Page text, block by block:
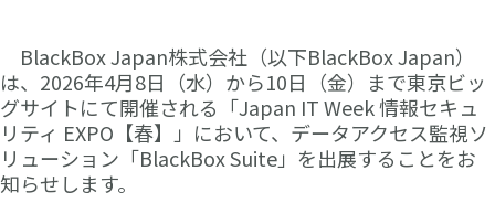
BlackBox Japan株式会社（以下BlackBox Japan）
は、2026年4月8日（水）から10日（金）まで東京ビッ
グサイトにて開催される「Japan IT Week 情報セキュ
リティ EXPO【春】」において、データアクセス監視ソ
リューション「BlackBox Suite」を出展することをお
知らせします。